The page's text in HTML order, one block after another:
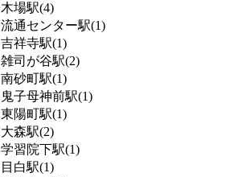
木場駅(4)
流通センター駅(1)
吉祥寺駅(1)
雑司が谷駅(2)
南砂町駅(1)
鬼子母神前駅(1)
東陽町駅(1)
大森駅(2)
学習院下駅(1)
目白駅(1)